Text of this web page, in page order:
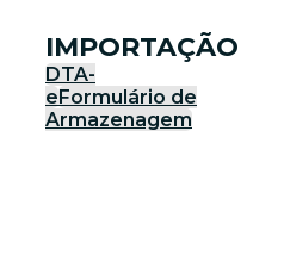
IMPORTAÇÃO
DTA-
eFormulário de
Armazenagem